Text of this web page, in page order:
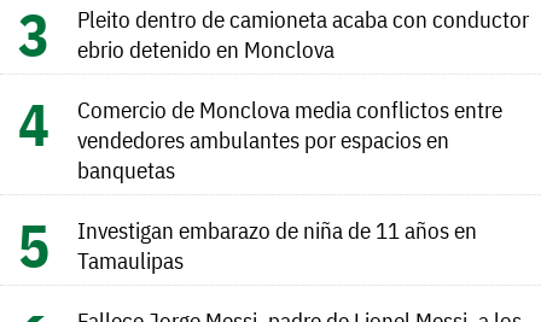
Pleito dentro de camioneta acaba con conductor
ebrio detenido en Monclova
Comercio de Monclova media conflictos entre
vendedores ambulantes por espacios en
banquetas
Investigan embarazo de niña de 11 años en
Tamaulipas